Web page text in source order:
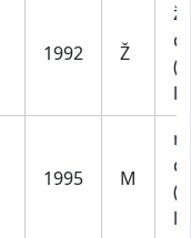
1992 Ž
1995 M